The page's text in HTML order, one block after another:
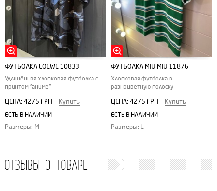
ФУТБОЛКА LOEWE 10833
Удлинённая хлопковая футболка с
принтом "аниме"
ЦЕНА: 4275 ГРН Купить
ЕСТЬ В НАЛИЧИИ
Размеры: M
ФУТБОЛКА MIU MIU 11876
Хлопковая футболка в
разноцветную полоску
ЦЕНА: 4275 ГРН Купить
ЕСТЬ В НАЛИЧИИ
Размеры: L
ОТЗЫВЫ О ТОВАРЕ